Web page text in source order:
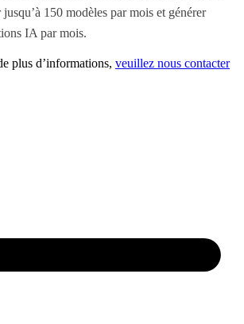
150 modèles par mois et générer
IA par mois.
plus d’informations, veuillez nous contacter